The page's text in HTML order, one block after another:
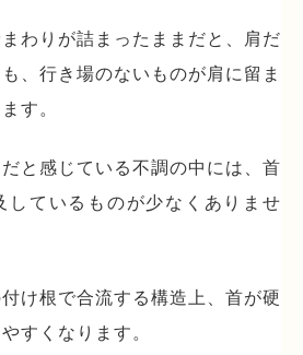
わりが詰まったままだと、肩だ
、行き場のないものが肩に留ま
す。
と感じている不調の中には、首
しているものが少なくありませ
け根で合流する構造上、首が硬
すくなります。